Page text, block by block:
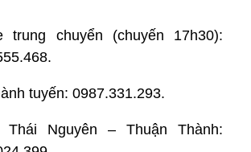
trung chuyển (chuyến 17h30):
tuyến: 0987.331.293.
Thái Nguyên – Thuận Thành: